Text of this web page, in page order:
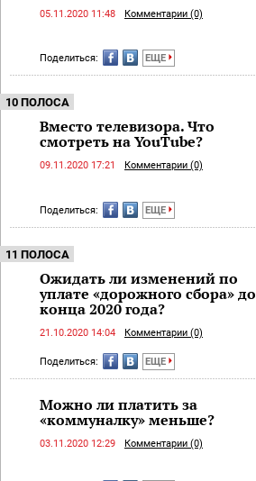
05.11.2020 11:48 Комментарии (0)
Поделиться: ЕЩЕ
10 ПОЛОСА
Вместо телевизора. Что
смотреть на YouTube?
09.11.2020 17:21 Комментарии (0)
Поделиться: ЕЩЕ
11 ПОЛОСА
Ожидать ли изменений по
уплате «дорожного сбора» до
конца 2020 года?
21.10.2020 14:04 Комментарии (0)
Поделиться: ЕЩЕ
Можно ли платить за
«коммуналку» меньше?
03.11.2020 12:29 Комментарии (0)